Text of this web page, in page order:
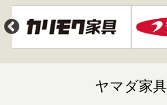
ヤマダ家具